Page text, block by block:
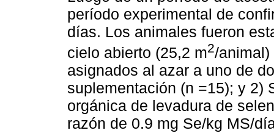
período experimental de
días. Los animales fueron
cielo abierto (25,2 m2/animal)
asignados al azar a uno de
suplementación (n =15); y 2)
orgánica de levadura de
razón de 0.9 mg Se/kg MS/